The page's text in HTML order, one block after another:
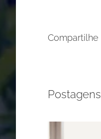
Compartilhe